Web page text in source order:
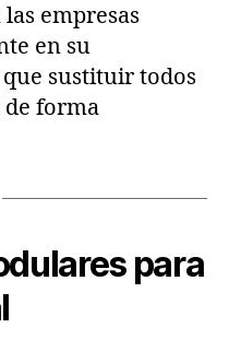
empresas
en su
sustituir todos
de forma
para